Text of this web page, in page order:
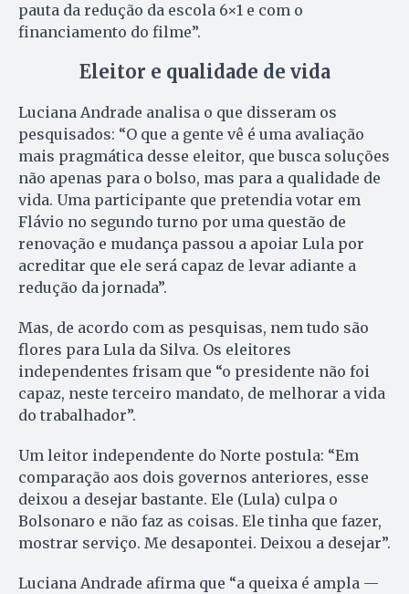
pauta da redução da escola 6×1 e com o
financiamento do filme”.
Eleitor e qualidade de vida
Luciana Andrade analisa o que disseram os
pesquisados: “O que a gente vê é uma avaliação
mais pragmática desse eleitor, que busca soluções
não apenas para o bolso, mas para a qualidade de
vida. Uma participante que pretendia votar em
Flávio no segundo turno por uma questão de
renovação e mudança passou a apoiar Lula por
acreditar que ele será capaz de levar adiante a
redução da jornada”.
Mas, de acordo com as pesquisas, nem tudo são
flores para Lula da Silva. Os eleitores
independentes frisam que “o presidente não foi
capaz, neste terceiro mandato, de melhorar a vida
do trabalhador”.
Um leitor independente do Norte postula: “Em
comparação aos dois governos anteriores, esse
deixou a desejar bastante. Ele (Lula) culpa o
Bolsonaro e não faz as coisas. Ele tinha que fazer,
mostrar serviço. Me desapontei. Deixou a desejar”.
Luciana Andrade afirma que “a queixa é ampla —